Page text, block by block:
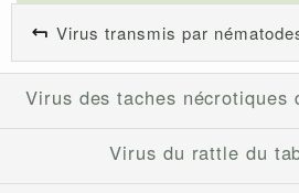
Virus transmis par
Virus des taches nécrotiques
Virus du rattle du